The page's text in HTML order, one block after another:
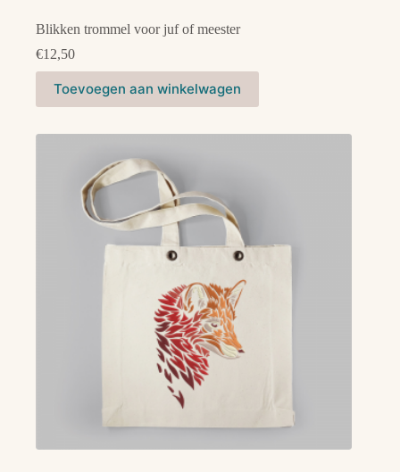
Blikken trommel voor juf of meester
€12,50
Toevoegen aan winkelwagen